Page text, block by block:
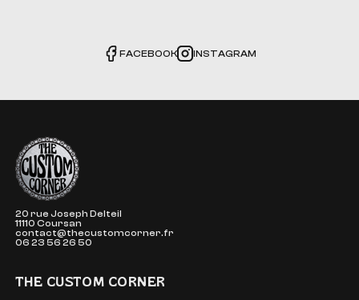
FACEBOOK INSTAGRAM
The Custom Corner
20 rue Joseph Delteil
11110 Coursan
contact@thecustomcorner.fr
06 23 56 26 50
THE CUSTOM CORNER